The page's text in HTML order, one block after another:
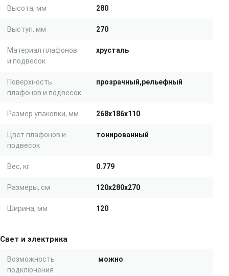
Высота, мм 280
Выступ, мм 270
Материал плафонов
и подвесок
хрусталь
Поверхность
плафонов и подвесок
прозрачный,рельефный
Размер упаковки, мм 268x186x110
Цвет плафонов и
подвесок
тонированный
Вес, кг 0.779
Размеры, см 120x280x270
Ширина, мм 120
Свет и электрика
Возможность
подключения
можно